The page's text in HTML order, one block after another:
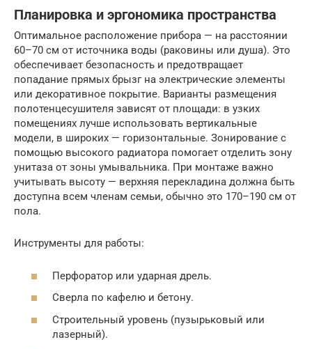
Планировка и эргономика пространства
Оптимальное расположение прибора — на расстоянии
60–70 см от источника воды (раковины или душа). Это
обеспечивает безопасность и предотвращает
попадание прямых брызг на электрические элементы
или декоративное покрытие. Варианты размещения
полотенцесушителя зависят от площади: в узких
помещениях лучше использовать вертикальные
модели, в широких — горизонтальные. Зонирование с
помощью высокого радиатора помогает отделить зону
унитаза от зоны умывальника. При монтаже важно
учитывать высоту — верхняя перекладина должна быть
доступна всем членам семьи, обычно это 170–190 см от
пола.
Инструменты для работы:
Перфоратор или ударная дрель.
Сверла по кафелю и бетону.
Строительный уровень (пузырьковый или
лазерный).